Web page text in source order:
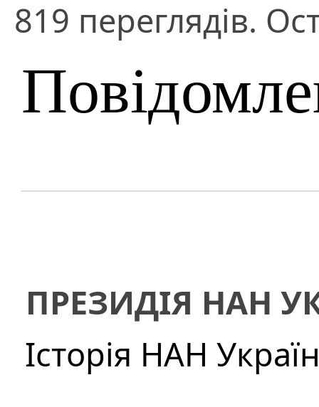
819 переглядів.
ПРЕЗИДІЯ НАН
Історія НАН